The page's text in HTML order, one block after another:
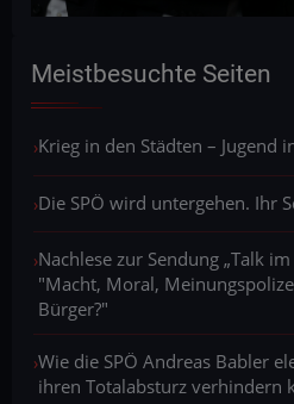
Meistbesuchte Seiten
Krieg in den Städten – Jugend
Die SPÖ wird untergehen. Ihr
Nachlese zur Sendung „Talk
"Macht, Moral,
Bürger?"
Wie die SPÖ Andreas Babler
ihren Totalabsturz verhindern